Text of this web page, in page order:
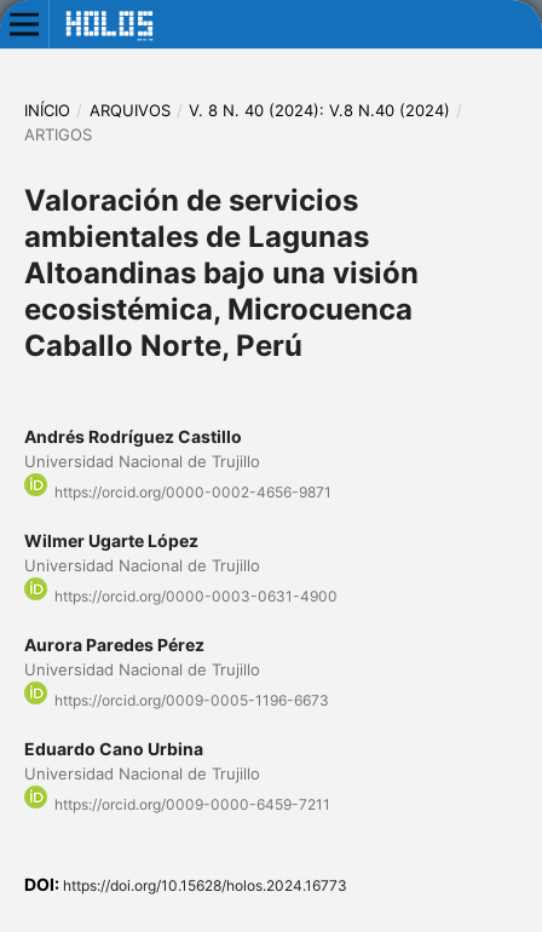
INÍCIO / ARQUIVOS / V. 8 N. 40 (2024): V.8 N.40 (2024) /
ARTIGOS
Valoración de servicios
ambientales de Lagunas
Altoandinas bajo una visión
ecosistémica, Microcuenca
Caballo Norte, Perú
Andrés Rodríguez Castillo
Universidad Nacional de Trujillo
https://orcid.org/0000-0002-4656-9871
Wilmer Ugarte López
Universidad Nacional de Trujillo
https://orcid.org/0000-0003-0631-4900
Aurora Paredes Pérez
Universidad Nacional de Trujillo
https://orcid.org/0009-0005-1196-6673
Eduardo Cano Urbina
Universidad Nacional de Trujillo
https://orcid.org/0009-0000-6459-7211
DOI: https://doi.org/10.15628/holos.2024.16773